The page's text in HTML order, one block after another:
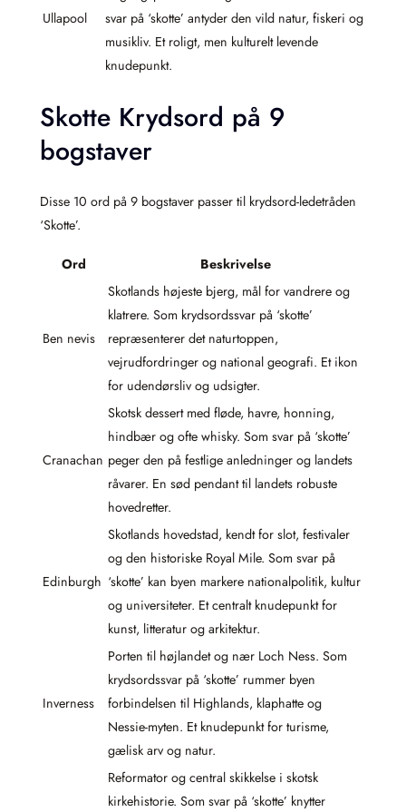
Ullapool
svar på ‘skotte’ antyder den vild natur, fiskeri og
musikliv. Et roligt, men kulturelt levende
knudepunkt.
Skotte Krydsord på 9
bogstaver
Disse 10 ord på 9 bogstaver passer til krydsord-ledetråden
‘Skotte’.
Ord Beskrivelse
Ben nevis
Skotlands højeste bjerg, mål for vandrere og
klatrere. Som krydsordssvar på ‘skotte’
repræsenterer det naturtoppen,
vejrudfordringer og national geografi. Et ikon
for udendørsliv og udsigter.
Cranachan
Skotsk dessert med fløde, havre, honning,
hindbær og ofte whisky. Som svar på ‘skotte’
peger den på festlige anledninger og landets
råvarer. En sød pendant til landets robuste
hovedretter.
Edinburgh
Skotlands hovedstad, kendt for slot, festivaler
og den historiske Royal Mile. Som svar på
‘skotte’ kan byen markere nationalpolitik, kultur
og universiteter. Et centralt knudepunkt for
kunst, litteratur og arkitektur.
Inverness
Porten til højlandet og nær Loch Ness. Som
krydsordssvar på ‘skotte’ rummer byen
forbindelsen til Highlands, klaphatte og
Nessie-myten. Et knudepunkt for turisme,
gælisk arv og natur.
Reformator og central skikkelse i skotsk
kirkehistorie. Som svar på ‘skotte’ knytter